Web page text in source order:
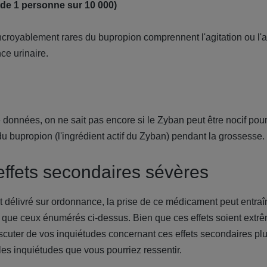
1 personne sur 10 000)
rares du bupropion comprennent l'agitation ou
urinaire.
on ne sait pas encore si le Zyban peut être nocif
bupropion (l'ingrédient actif du Zyban) pendant la grossesse.
secondaires sévères
délivré sur ordonnance, la prise de ce médicament peut
ceux énumérés ci-dessus. Bien que ces effets soient
de vos inquiétudes concernant ces effets secondaires
inquiétudes que vous pourriez ressentir.